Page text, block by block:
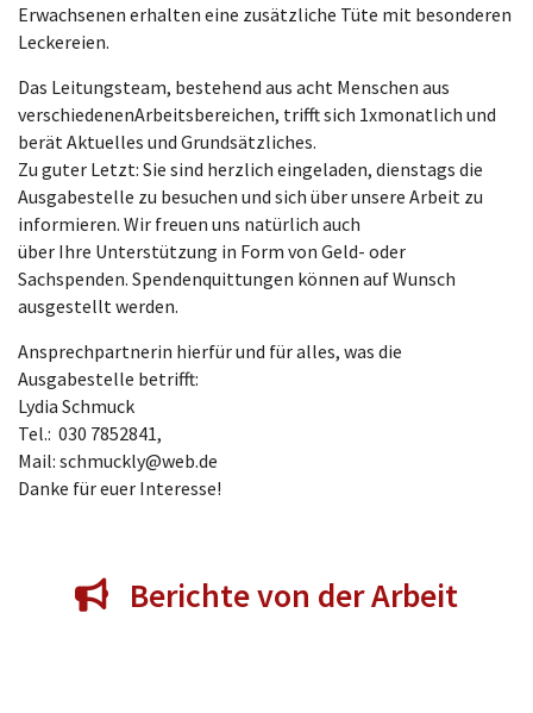
Erwachsenen erhalten eine zusätzliche Tüte mit besonderen
Leckereien.
Das Leitungsteam, bestehend aus acht Menschen aus
verschiedenenArbeitsbereichen, trifft sich 1xmonatlich und
berät Aktuelles und Grundsätzliches.
Zu guter Letzt: Sie sind herzlich eingeladen, dienstags die
Ausgabestelle zu besuchen und sich über unsere Arbeit zu
informieren. Wir freuen uns natürlich auch
über Ihre Unterstützung in Form von Geld- oder
Sachspenden. Spendenquittungen können auf Wunsch
ausgestellt werden.
Ansprechpartnerin hierfür und für alles, was die
Ausgabestelle betrifft:
Lydia Schmuck
Tel.: 030 7852841,
Mail: schmuckly@web.de
Danke für euer Interesse!
 Berichte von der Arbeit